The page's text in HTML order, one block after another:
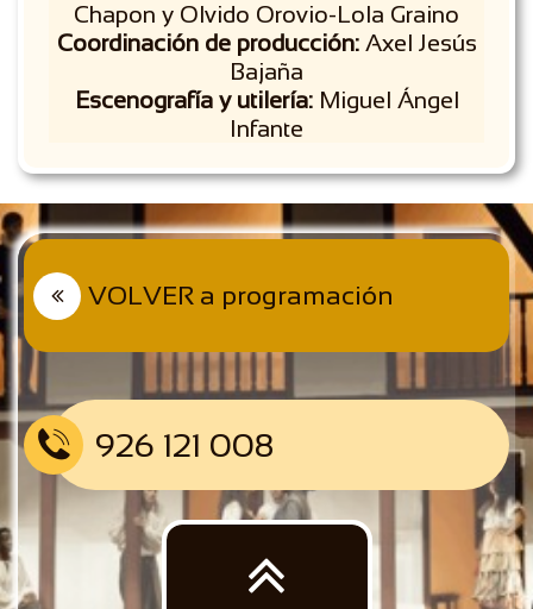
Chapon y Olvido Orovio-Lola Graino
Coordinación de producción:Axel Jesús
Bajaña
Escenografía y utilería:Miguel Ángel
Infante
VOLVER a programación

926 121 008

